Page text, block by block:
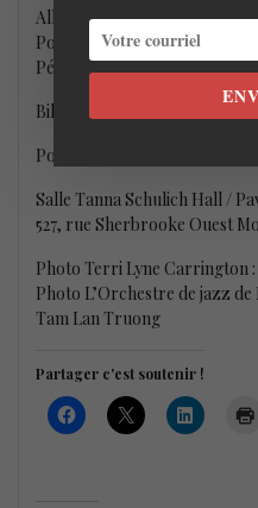
Allen et Esperanza Spalding
Pour voir notre vidéo de Terri
Pérez Panamonk au Panama
Billetterie : Billets en vente
Pour en savoir plus,
Salle Tanna Schulich Hall /
527, rue Sherbrooke Ouest
Photo Terri Lyne Carrington
Photo L’Orchestre de jazz de
Tam Lan Truong
Partager c'est soutenir !